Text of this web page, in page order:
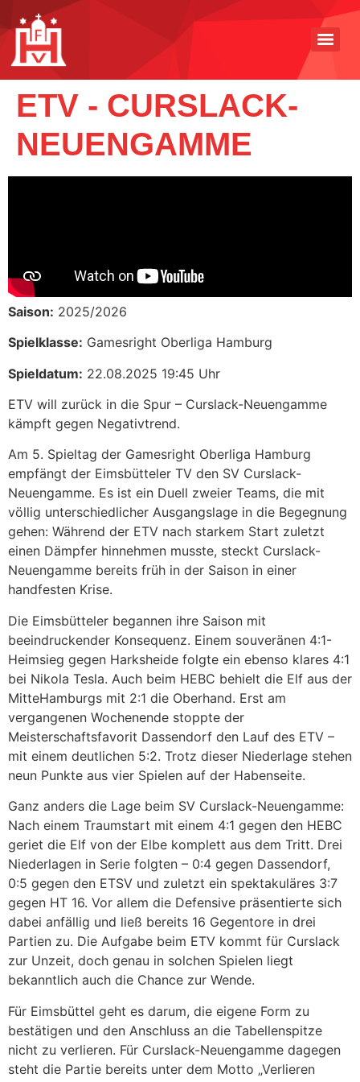
ETV - CURSLACK-
NEUENGAMME
Saison: 2025/2026
Spielklasse: Gamesright Oberliga Hamburg
Spieldatum: 22.08.2025 19:45 Uhr
ETV will zurück in die Spur – Curslack-Neuengamme
kämpft gegen Negativtrend.
Am 5. Spieltag der Gamesright Oberliga Hamburg
empfängt der Eimsbütteler TV den SV Curslack-
Neuengamme. Es ist ein Duell zweier Teams, die mit
völlig unterschiedlicher Ausgangslage in die Begegnung
gehen: Während der ETV nach starkem Start zuletzt
einen Dämpfer hinnehmen musste, steckt Curslack-
Neuengamme bereits früh in der Saison in einer
handfesten Krise.
Die Eimsbütteler begannen ihre Saison mit
beeindruckender Konsequenz. Einem souveränen 4:1-
Heimsieg gegen Harksheide folgte ein ebenso klares 4:1
bei Nikola Tesla. Auch beim HEBC behielt die Elf aus der
MitteHamburgs mit 2:1 die Oberhand. Erst am
vergangenen Wochenende stoppte der
Meisterschaftsfavorit Dassendorf den Lauf des ETV –
mit einem deutlichen 5:2. Trotz dieser Niederlage stehen
neun Punkte aus vier Spielen auf der Habenseite.
Ganz anders die Lage beim SV Curslack-Neuengamme:
Nach einem Traumstart mit einem 4:1 gegen den HEBC
geriet die Elf von der Elbe komplett aus dem Tritt. Drei
Niederlagen in Serie folgten – 0:4 gegen Dassendorf,
0:5 gegen den ETSV und zuletzt ein spektakuläres 3:7
gegen HT 16. Vor allem die Defensive präsentierte sich
dabei anfällig und ließ bereits 16 Gegentore in drei
Partien zu. Die Aufgabe beim ETV kommt für Curslack
zur Unzeit, doch genau in solchen Spielen liegt
bekanntlich auch die Chance zur Wende.
Für Eimsbüttel geht es darum, die eigene Form zu
bestätigen und den Anschluss an die Tabellenspitze
nicht zu verlieren. Für Curslack-Neuengamme dagegen
steht die Partie bereits unter dem Motto „Verlieren